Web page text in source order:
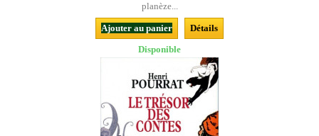
planèze...
Ajouter au panier
Détails
Disponible